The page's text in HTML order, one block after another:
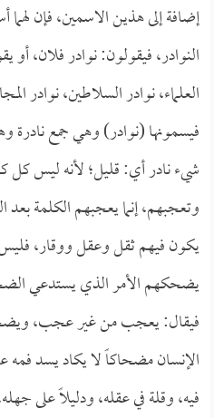
إضافة إلى هذين الاسمين، فإن لهما
النوادر، فيقولون: نوادر فلان، أو
العلماء، نوادر السلاطين، نوادر
فيسمونها (نوادر) وهي جمع نادرة
شيء نادر أي: قليل؛ لأنه ليس كل
وتعجبهم، إنما يعجبهم الكلمة بعد
يكون فيهم ثقل وعقل ووقار،
يضحكهم الأمر الذي يستدعي
فيقال: يعجب من غير عجب،
الإنسان مضحاكاً لا يكاد يسد
فيه، وقلة في عقله، ودليلاً على